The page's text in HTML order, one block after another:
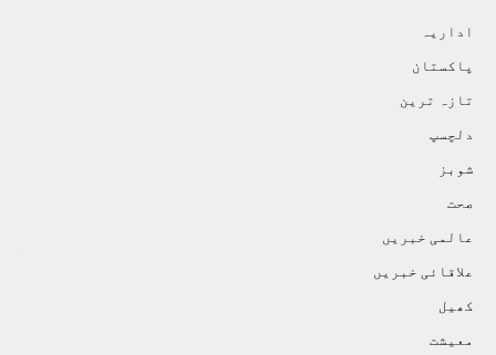
اداريہ
پاکستان
تازہ ترين
دلچسپ
شوبز
صحت
عالمی خبريں
علاقائی خبريں
کھيل
معيشت